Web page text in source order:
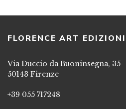
FLORENCE ART EDIZIONI
Via Duccio da Buoninsegna, 35
50143 Firenze
+39 055 717248